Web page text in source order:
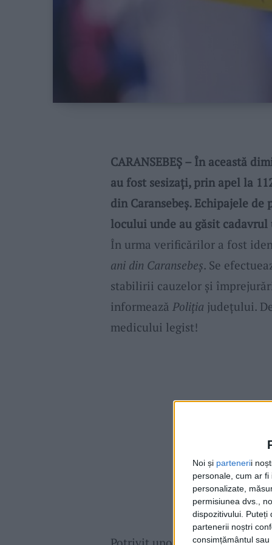
Noi și partenerii
personale, cum ar
personalizate,
permisiunea dvs.,
dispozitivului. Puteți
partenerii noștri
consimțământul
CARANSEBEȘ – În această
au fost sesizați, prin apel la
din Caransebeș. Echipajele
locului unde au găsit
În urma verificărilor a fost
ani din Caransebeș. Se
stabilirii cauzelor și
informează Poliția județului.
medicului legist!
Potrivit unor surse din afara